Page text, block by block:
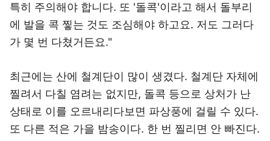
특히 주의해야 합니다. 또 '돌콕'이라고 해서 돌부리
에 발을 콕 찧는 것도 조심해야 하고요. 저도 그러다
가 몇 번 다쳤거든요."
최근에는 산에 철계단이 많이 생겼다. 철계단 자체에
찔려서 다칠 염려는 없지만, 돌콕 등으로 상처가 난
상태로 이를 오르내리다보면 파상풍에 걸릴 수 있다.
또 다른 적은 가을 밤송이다. 한 번 찔리면 안 빠진다.